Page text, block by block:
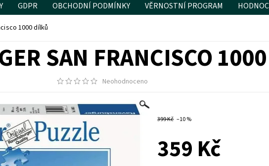
GDPR OBCHODNÍ PODMÍNKY VĚRNOSTNÍ PROGRAM
1000 dílků
SAN FRANCISCO
Neohodnoceno
399 Kč –10 %
359 Kč